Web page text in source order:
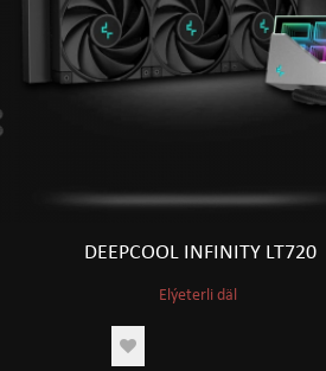
DEEPCOOL INFINITY LT720
Elýeterli däl